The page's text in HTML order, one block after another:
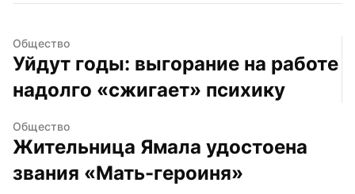
Общество
Уйдут годы: выгорание на работе
надолго «сжигает» психику
Общество
Жительница Ямала удостоена
звания «Мать-героиня»